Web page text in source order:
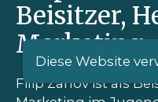
Beisitzer,
Marketing
Filip Zahov ist als
Diese Website